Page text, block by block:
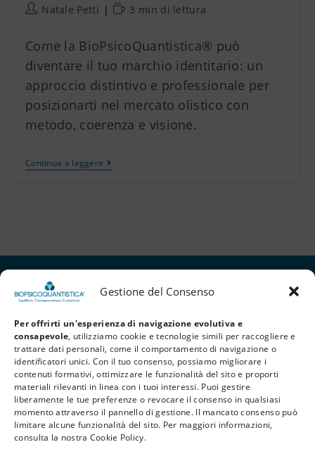
Gestione del Consenso
Per offrirti un'esperienza di navigazione evolutiva e
consapevole, utilizziamo cookie e tecnologie simili per raccogliere e
trattare dati personali, come il comportamento di navigazione o
identificatori unici. Con il tuo consenso, possiamo migliorare i
contenuti formativi, ottimizzare le funzionalità del sito e proporti
materiali rilevanti in linea con i tuoi interessi. Puoi gestire
liberamente le tue preferenze o revocare il consenso in qualsiasi
momento attraverso il pannello di gestione. Il mancato consenso può
limitare alcune funzionalità del sito. Per maggiori informazioni,
consulta la nostra Cookie Policy.
Natale Petti 3 min di lettura
Come la BioPsicoQuantistica® può
diventare il tuo marchio identitario: un
approccio distintivo e professionale per
posizionarti nel mercato olistico con
metodo, coerenza e visione.
Continua a leggere
Privacy Policy Cookie Policy Termini e Condizioni
© 2026 BioPsicoQuantistica® – Tutti i diritti riservati. Powered byAthena
Company